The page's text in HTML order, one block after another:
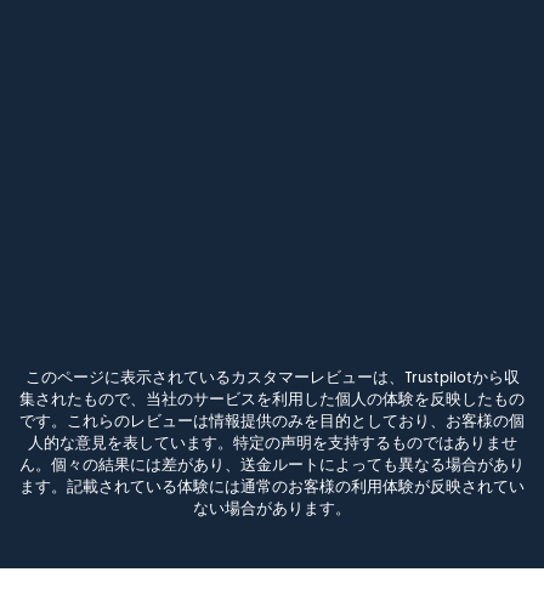
このページに表示されているカスタマーレビューは、Trustpilotから収
集されたもので、当社のサービスを利用した個人の体験を反映したもの
です。これらのレビューは情報提供のみを目的としており、お客様の個
人的な意見を表しています。特定の声明を支持するものではありませ
ん。個々の結果には差があり、送金ルートによっても異なる場合があり
ます。記載されている体験には通常のお客様の利用体験が反映されてい
ない場合があります。